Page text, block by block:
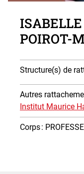
ISABELLE
POIROT-
Structure(s) de
Autres
Institut Maurice
Corps: